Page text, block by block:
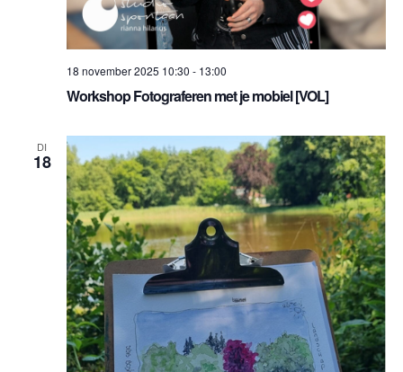
Workshop Fotograferen met je mobiel [VOL]
18 november 2025 10:30 - 13:00
DI
18